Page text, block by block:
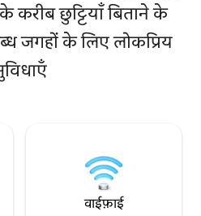
में बनाया गया 3 सबसे
एक में स्थापित है।
चाहते हैं, और अगर
आपके लिए आदर्श है!
छुट्टियाँ बिताने के
जगहों के लिए लोकप्रिय
वाईफ़ाई